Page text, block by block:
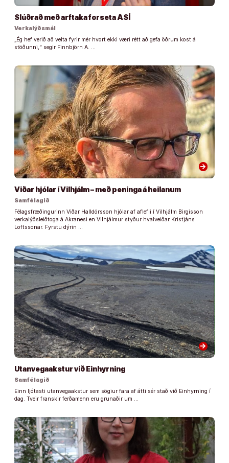
Slúðrað með arftaka forseta ASÍ
Verkalýðsmál
„Ég hef verið að velta fyrir mér hvort ekki væri rétt að gefa öðrum kost á
stöðunni,“ segir Finnbjörn A. …
arrow_forward
Viðar hjólar í Vilhjálm – með peninga á heilanum
Samfélagið
Félagsfræðingurinn Viðar Halldórsson hjólar af aflefli í Vilhjálm Birgisson
verkalýðsleiðtoga á Akranesi en Vilhjálmur styður hvalveiðar Kristjáns
Loftssonar. Fyrstu dýrin …
arrow_forward
Utanvegaakstur við Einhyrning
Samfélagið
Einn ljótasti utanvegaakstur sem sögiur fara af átti sér stað við Einhyrning í
dag. Tveir franskir ferðamenn eru grunaðir um …